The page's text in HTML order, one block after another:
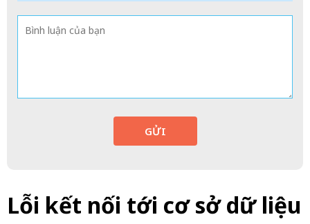
GỬI
Lỗi kết nối tới cơ sở dữ liệu